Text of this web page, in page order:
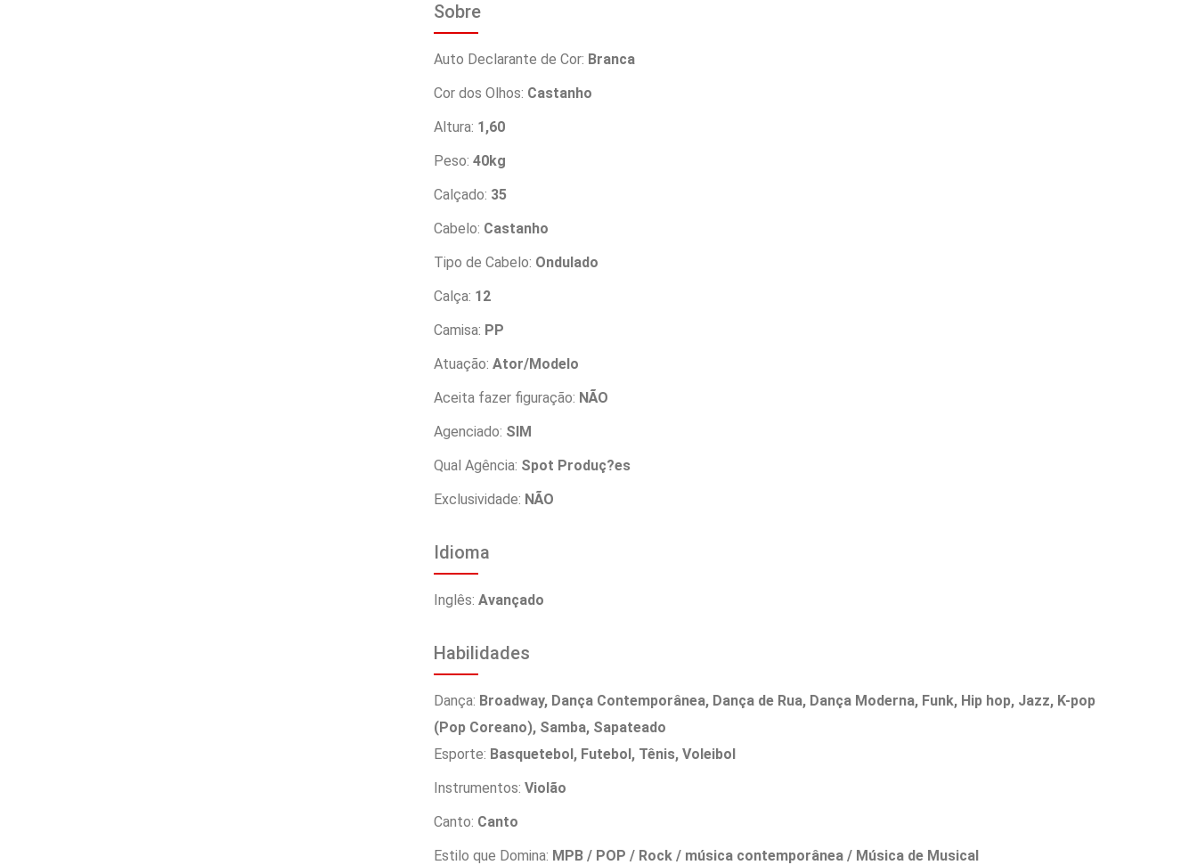
Sobre
Auto Declarante de Cor: Branca
Cor dos Olhos: Castanho
Altura: 1,60
Peso: 40kg
Calçado: 35
Cabelo: Castanho
Tipo de Cabelo: Ondulado
Calça: 12
Camisa: PP
Atuação: Ator/Modelo
Aceita fazer figuração: NÃO
Agenciado: SIM
Qual Agência: Spot Produç?es
Exclusividade: NÃO
Idioma
Inglês: Avançado
Habilidades
Dança: Broadway, Dança Contemporânea, Dança de Rua, Dança Moderna, Funk, Hip hop, Jazz, K-pop
(Pop Coreano), Samba, Sapateado
Esporte: Basquetebol, Futebol, Tênis, Voleibol
Instrumentos: Violão
Canto: Canto
Estilo que Domina: MPB / POP / Rock / música contemporânea / Música de Musical